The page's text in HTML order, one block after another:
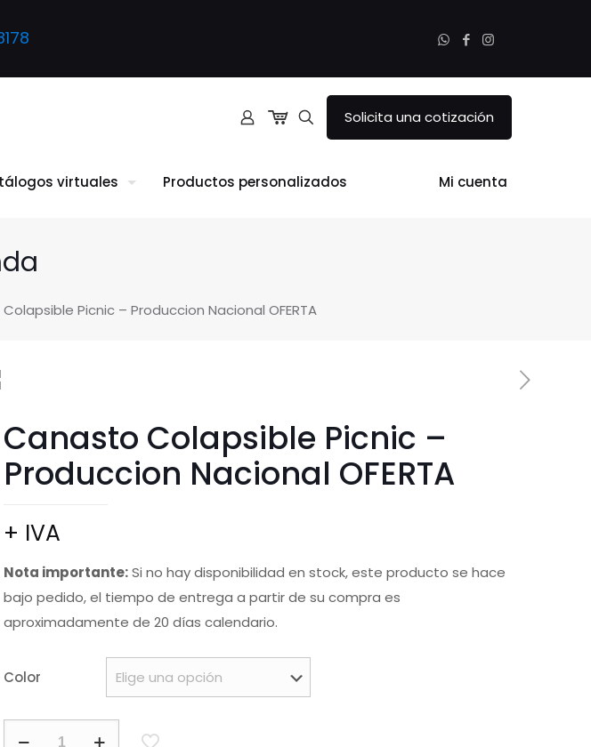
Solicita una cotización
virtuales Productos personalizados Mi cuenta
Picnic – Produccion Nacional OFERTA
Canasto Colapsible Picnic –
Produccion Nacional OFERTA
+ IVA
Nota importante:Si no hay disponibilidad en stock, este producto se hace
bajo pedido, el tiempo de entrega a partir de su compra es
aproximadamente de 20 días calendario.
Color